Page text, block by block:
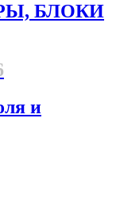
БЛОКИ
и